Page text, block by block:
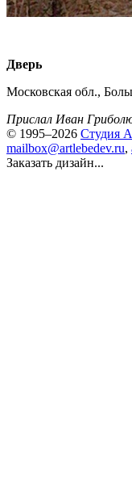
Дверь
Московская обл.,
Прислал Иван
© 1995–2026 Студия
mailbox@artlebedev.ru,
Заказать дизайн...